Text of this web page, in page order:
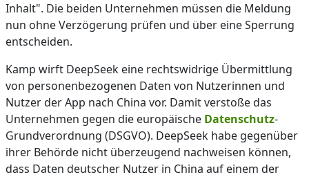
Inhalt". Die beiden Unternehmen müssen die Meldung
nun ohne Verzögerung prüfen und über eine Sperrung
entscheiden.
Kamp wirft DeepSeek eine rechtswidrige Übermittlung
von personenbezogenen Daten von Nutzerinnen und
Nutzer der App nach China vor. Damit verstoße das
Unternehmen gegen die europäische Datenschutz-
Grundverordnung (DSGVO). DeepSeek habe gegenüber
ihrer Behörde nicht überzeugend nachweisen können,
dass Daten deutscher Nutzer in China auf einem der